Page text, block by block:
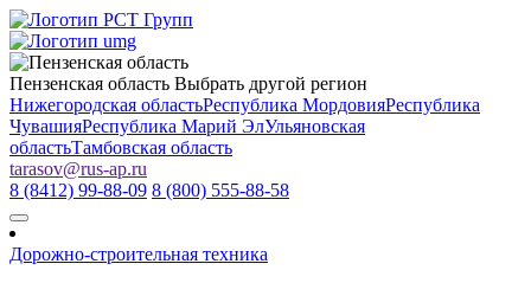
Пензенская область Выбрать другой регион
Нижегородская областьРеспублика МордовияРеспублика
ЧувашияРеспублика Марий ЭлУльяновская
областьТамбовская область
tarasov@rus-ap.ru
8 (8412) 99-88-09 8 (800) 555-88-58
Дорожно-строительная техника